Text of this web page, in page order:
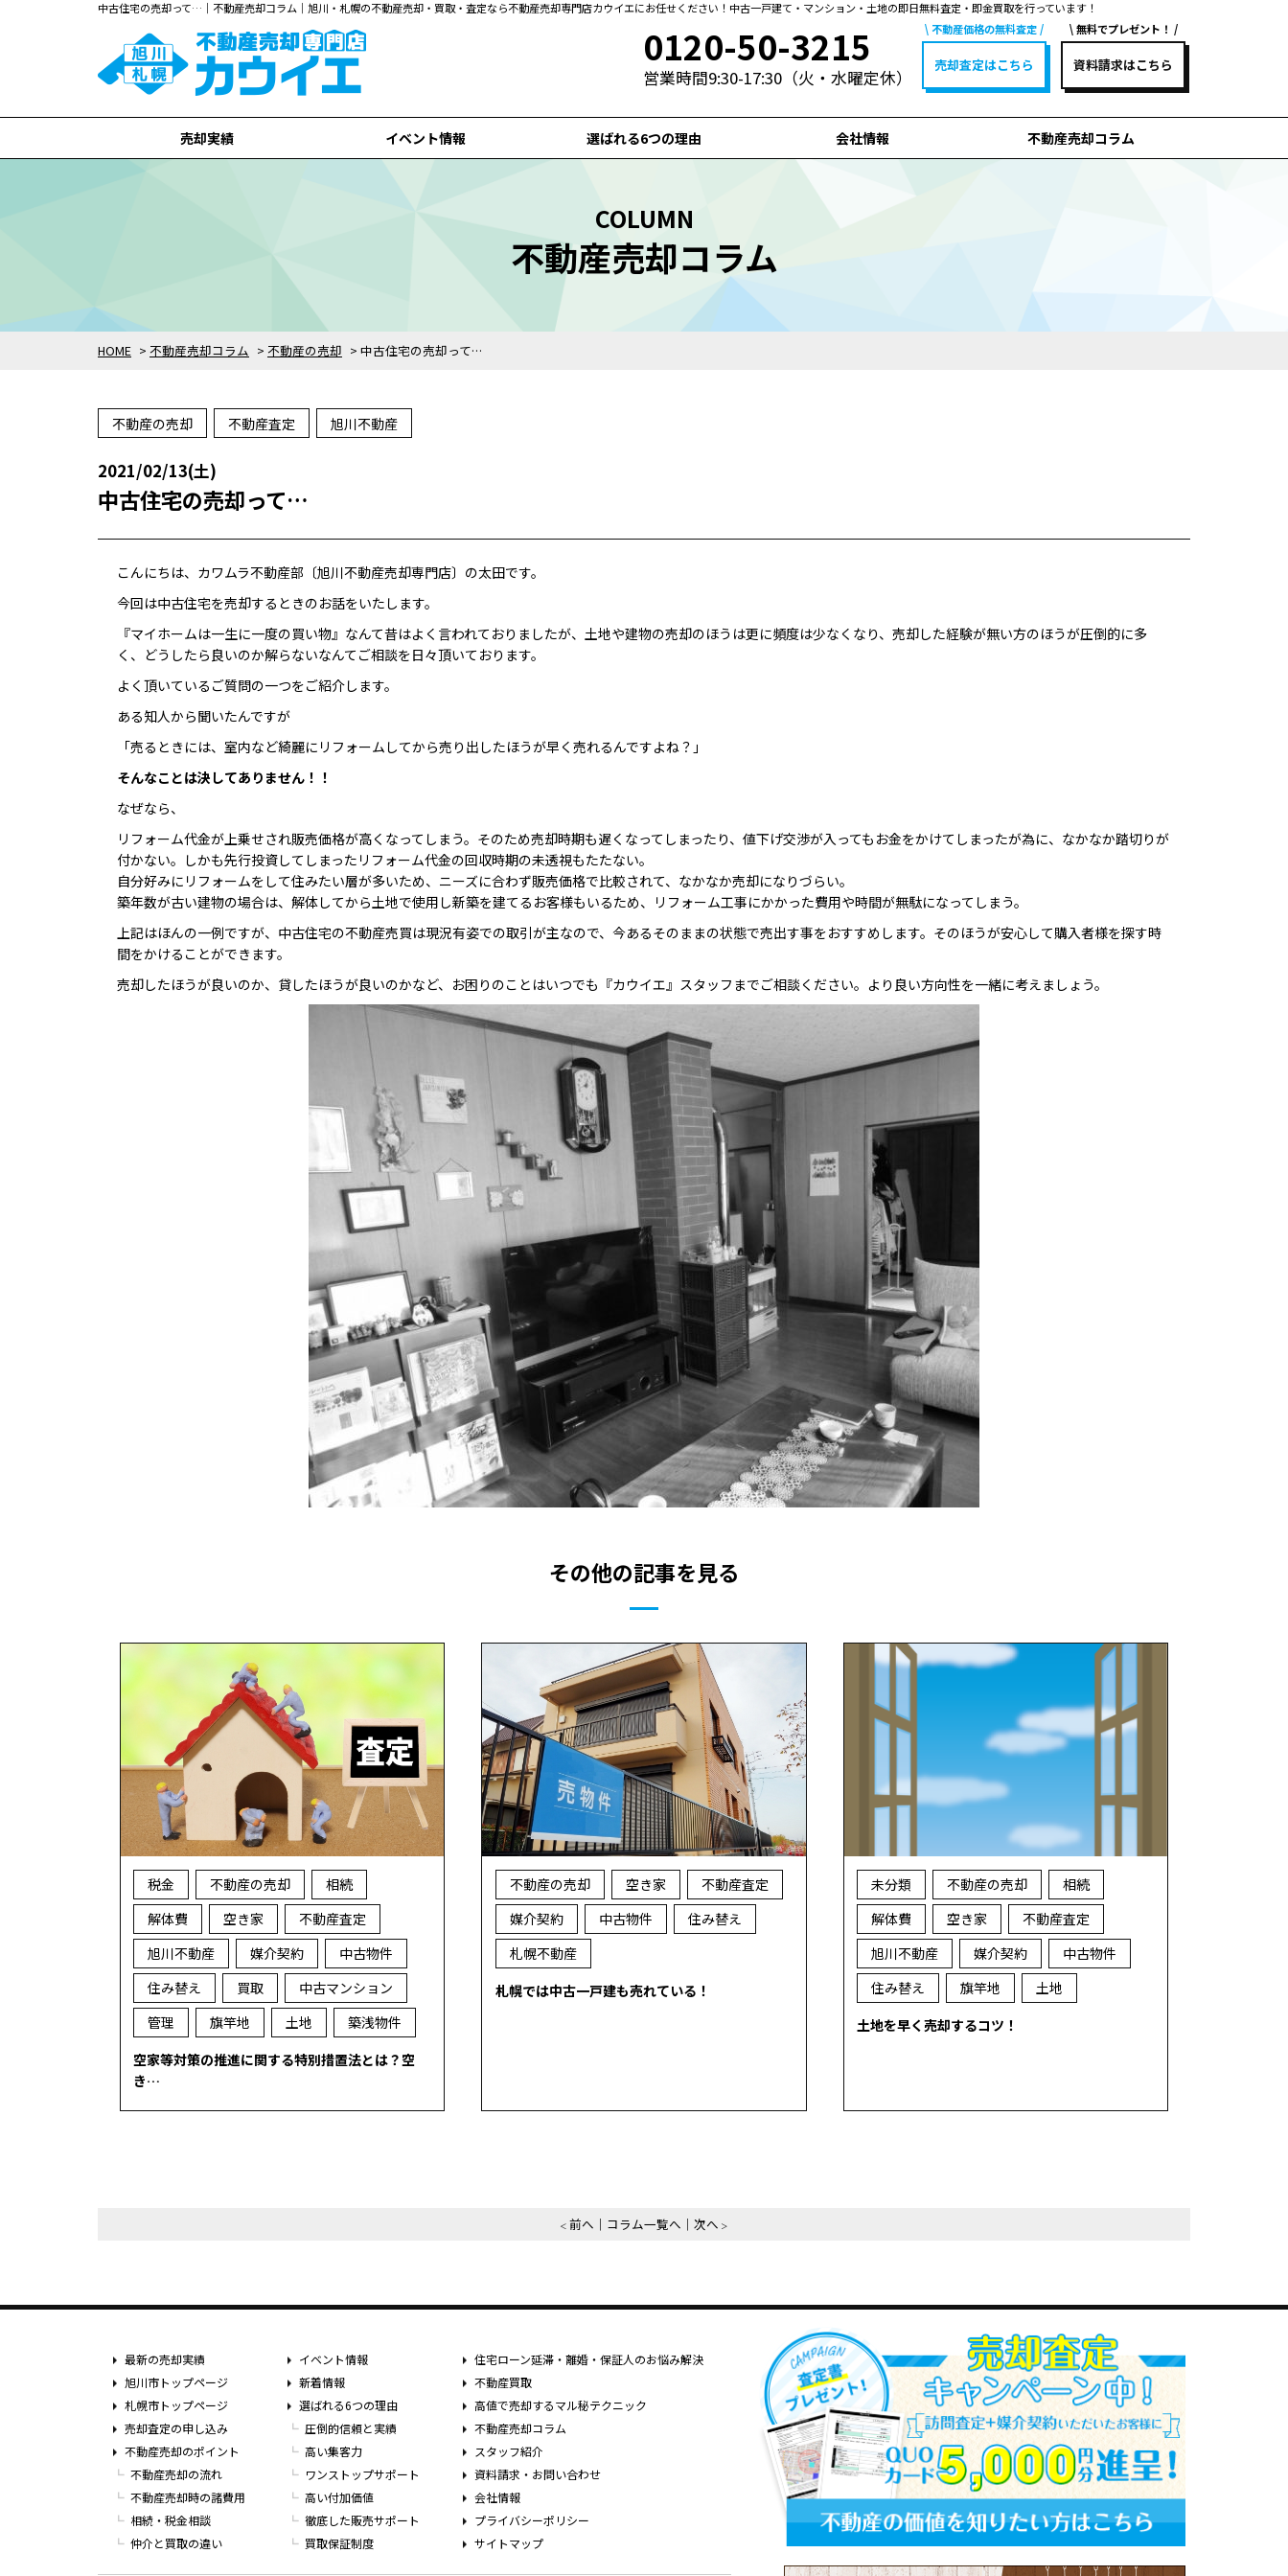
中古住宅の売却って…｜不動産売却コラム｜旭川・札幌の不動産売却・買取・査定なら不動産売却専門店カウイエにお任せください！中古一戸建て・マンション・土地の即日無料査定・即金買取を行っています！
0120-50-3215
営業時間9:30-17:30（火・水曜定休）
不動産価格の無料査定
売却査定はこちら
無料でプレゼント！
資料請求はこちら
売却実績
全て
旭川市
札幌市
イベント情報 選ばれる6つの理由 会社情報 不動産売却コラム
HOME > 不動産売却コラム > 不動産の売却 > 中古住宅の売却って…
COLUMN
不動産売却コラム
不動産の売却 不動産査定 旭川不動産
2021/02/13(土)
中古住宅の売却って…
こんにちは、カワムラ不動産部〔旭川不動産売却専門店〕の太田です。
今回は中古住宅を売却するときのお話をいたします。
『マイホームは一生に一度の買い物』なんて昔はよく言われておりましたが、土地や建物の売却のほうは更に頻度は少なくなり、売却した経験が無い方のほうが圧倒的に多
く、どうしたら良いのか解らないなんてご相談を日々頂いております。
よく頂いているご質問の一つをご紹介します。
ある知人から聞いたんですが
「売るときには、室内など綺麗にリフォームしてから売り出したほうが早く売れるんですよね？」
そんなことは決してありません！！
なぜなら、
リフォーム代金が上乗せされ販売価格が高くなってしまう。そのため売却時期も遅くなってしまったり、値下げ交渉が入ってもお金をかけてしまったが為に、なかなか踏切りが
付かない。しかも先行投資してしまったリフォーム代金の回収時期の未透視もたたない。
自分好みにリフォームをして住みたい層が多いため、ニーズに合わず販売価格で比較されて、なかなか売却になりづらい。
築年数が古い建物の場合は、解体してから土地で使用し新築を建てるお客様もいるため、リフォーム工事にかかった費用や時間が無駄になってしまう。
上記はほんの一例ですが、中古住宅の不動産売買は現況有姿での取引が主なので、今あるそのままの状態で売出す事をおすすめします。そのほうが安心して購入者様を探す時
間をかけることができます。
売却したほうが良いのか、貸したほうが良いのかなど、お困りのことはいつでも『カウイエ』スタッフまでご相談ください。より良い方向性を一緒に考えましょう。
その他の記事を見る
税金 不動産の売却
相続
解体費
空き家
不動産査定
旭川不動産
媒介契約
中古物件
住み替え
買取
中古マンション
管理
旗竿地 土地
築浅物件
空家等対策の推進に関する特別措置法とは？空
き…
不動産の売却 空き家
不動産査定
媒介契約
中古物件
住み替え
札幌不動産
札幌では中古一戸建も売れている！
未分類 不動産の売却
相続
解体費
空き家
不動産査定
旭川不動産
媒介契約
中古物件
住み替え
旗竿地
土地
土地を早く売却するコツ！
前へ コラム一覧へ 次へ
最新の売却実績
旭川市トップページ
札幌市トップページ
売却査定の申し込み
不動産売却のポイント
不動産売却の流れ
不動産売却時の諸費用
相続・税金相談
仲介と買取の違い
イベント情報
新着情報
選ばれる6つの理由
圧倒的信頼と実績
高い集客力
ワンストップサポート
高い付加価値
徹底した販売サポート
買取保証制度
住宅ローン延滞・離婚・保証人のお悩み解決
不動産買取
高値で売却するマル秘テクニック
不動産売却コラム
スタッフ紹介
資料請求・お問い合わせ
会社情報
プライバシーポリシー
サイトマップ